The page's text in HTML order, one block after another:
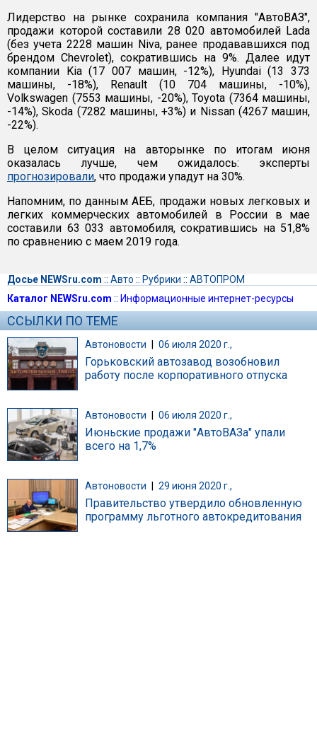
Лидерство на рынке сохранила компания "АвтоВАЗ",
продажи которой составили 28 020 автомобилей Lada
(без учета 2228 машин Niva, ранее продававшихся под
брендом Chevrolet), сократившись на 9%. Далее идут
компании Kia (17 007 машин, -12%), Hyundai (13 373
машины, -18%), Renault (10 704 машины, -10%),
Volkswagen (7553 машины, -20%), Toyota (7364 машины,
-14%), Skoda (7282 машины, +3%) и Nissan (4267 машин,
-22%).
В целом ситуация на авторынке по итогам июня
оказалась лучше, чем ожидалось: эксперты
прогнозировали, что продажи упадут на 30%.
Напомним, по данным АЕБ, продажи новых легковых и
легких коммерческих автомобилей в России в мае
составили 63 033 автомобиля, сократившись на 51,8%
по сравнению с маем 2019 года.
Досье NEWSru.com :: Авто :: Рубрики :: АВТОПРОМ
Каталог NEWSru.com :: Информационные интернет-ресурсы
ССЫЛКИ ПО ТЕМЕ
Автоновости | 06 июля 2020 г.,
Горьковский автозавод возобновил
работу после корпоративного отпуска
Автоновости 06 июля 2020 г.,
Июньские продажи "АвтоВАЗа" упали
всего на 1,7%
Автоновости 29 июня 2020 г.,
Правительство утвердило обновленную
программу льготного автокредитования